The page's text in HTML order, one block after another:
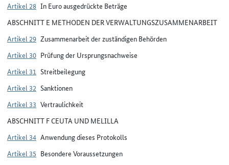
Artikel 28 In Euro ausgedrückte Beträge
ABSCHNITT E METHODEN DER VERWALTUNGSZUSAMMENARBEIT
Artikel 29 Zusammenarbeit der zuständigen Behörden
Artikel 30 Prüfung der Ursprungsnachweise
Artikel 31 Streitbeilegung
Artikel 32 Sanktionen
Artikel 33 Vertraulichkeit
ABSCHNITT F CEUTA UND MELILLA
Artikel 34 Anwendung dieses Protokolls
Artikel 35 Besondere Voraussetzungen